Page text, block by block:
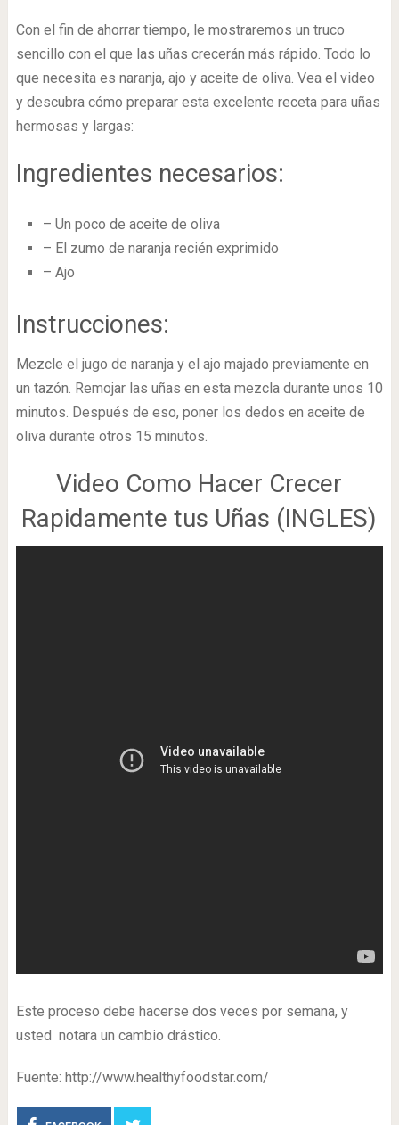
Con el fin de ahorrar tiempo, le mostraremos un truco
sencillo con el que las uñas crecerán más rápido. Todo lo
que necesita es naranja, ajo y aceite de oliva. Vea el video
y descubra cómo preparar esta excelente receta para uñas
hermosas y largas:
Ingredientes necesarios:
– Un poco de aceite de oliva
– El zumo de naranja recién exprimido
– Ajo
Instrucciones:
Mezcle el jugo de naranja y el ajo majado previamente en
un tazón. Remojar las uñas en esta mezcla durante unos 10
minutos. Después de eso, poner los dedos en aceite de
oliva durante otros 15 minutos.
Video Como Hacer Crecer
Rapidamente tus Uñas (INGLES)
Este proceso debe hacerse dos veces por semana, y
usted notara un cambio drástico.
Fuente: http://www.healthyfoodstar.com/